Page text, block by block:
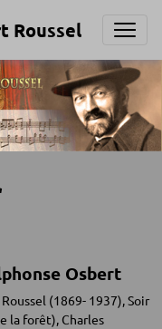
Roussel
Osbert
(1869- 1937), Soir
la forêt), Charles